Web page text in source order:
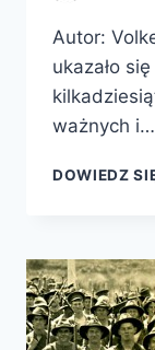
Autor:
ukazało
ważnych i…
DOWIEDZ